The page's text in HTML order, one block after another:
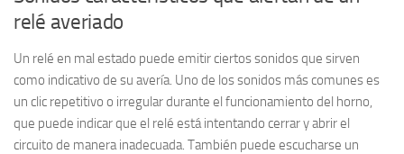
relé averiado
Un relé en mal estado puede emitir ciertos sonidos que sirven
como indicativo de su avería. Uno de los sonidos más comunes es
un clic repetitivo o irregulardurante el funcionamiento del horno,
que puede indicar que el relé está intentando cerrar y abrir el
circuito de manera inadecuada. También puede escucharse un